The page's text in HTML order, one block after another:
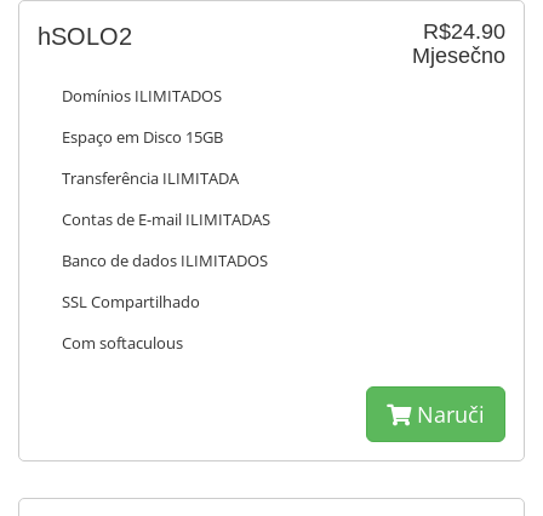
R$24.90
Mjesečno
hSOLO2
Domínios ILIMITADOS
Espaço em Disco 15GB
Transferência ILIMITADA
Contas de E-mail ILIMITADAS
Banco de dados ILIMITADOS
SSL Compartilhado
Com softaculous
Naruči